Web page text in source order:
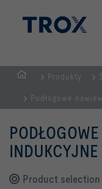
GŁÓWNA
Produkty
Podłogowe
INDUKCYJNE
Product selection